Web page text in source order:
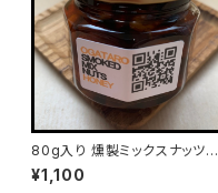
80g入り 燻製ミックスナッツ蜂
蜜漬け
¥1,100